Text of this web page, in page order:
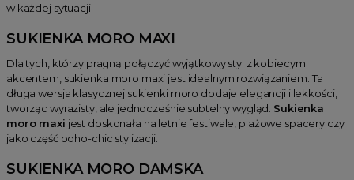
Sukienki na imprezę
Sukienki bez rękawów
Sukienki z krótkim rękawem
Sukienki z długim rękawem
Sukienki dopasowane
Sukienki wzorzyste
Sukienki z rozcięciem
Sukienki welurowe
w każdej sytuacji.
SUKIENKA MORO MAXI
Dla tych, którzy pragną połączyć wyjątkowy styl z kobiecym
akcentem, sukienka moro maxi jest idealnym rozwiązaniem. Ta
długa wersja klasycznej sukienki moro dodaje elegancji i lekkości,
tworząc wyrazisty, ale jednocześnie subtelny wygląd. Sukienka
moro maxi jest doskonała na letnie festiwale, plażowe spacery czy
jako część boho-chic stylizacji.
SUKIENKA MORO DAMSKA